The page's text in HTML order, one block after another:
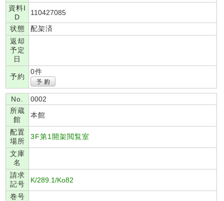
資料I
D
110427085
状態
配架済
返却
予定
日
予約
0件
No.
0002
所蔵
館
本館
配置
場所
3F第1開架閲覧室
文庫
名
請求
記号
K/289.1/Ko82
巻号